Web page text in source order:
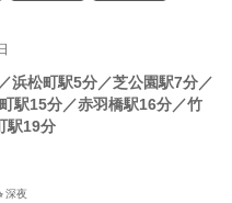
浜松町駅5分／芝公園駅7分／
駅15分／赤羽橋駅16分／竹
駅19分
深夜